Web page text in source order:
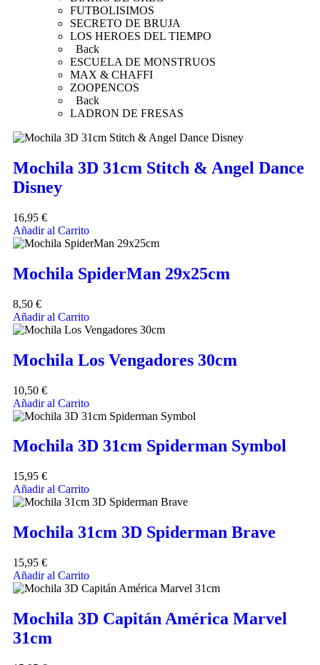
FUTBOLISIMOS
SECRETO DE BRUJA
LOS HEROES DEL TIEMPO
Back
ESCUELA DE MONSTRUOS
MAX & CHAFFI
ZOOPENCOS
Back
LADRON DE FRESAS
Mochila 3D 31cm Stitch & Angel Dance
Disney
16,95 €
Añadir al Carrito
Mochila SpiderMan 29x25cm
8,50 €
Añadir al Carrito
Mochila Los Vengadores 30cm
10,50 €
Añadir al Carrito
Mochila 3D 31cm Spiderman Symbol
15,95 €
Añadir al Carrito
Mochila 31cm 3D Spiderman Brave
15,95 €
Añadir al Carrito
Mochila 3D Capitán América Marvel
31cm